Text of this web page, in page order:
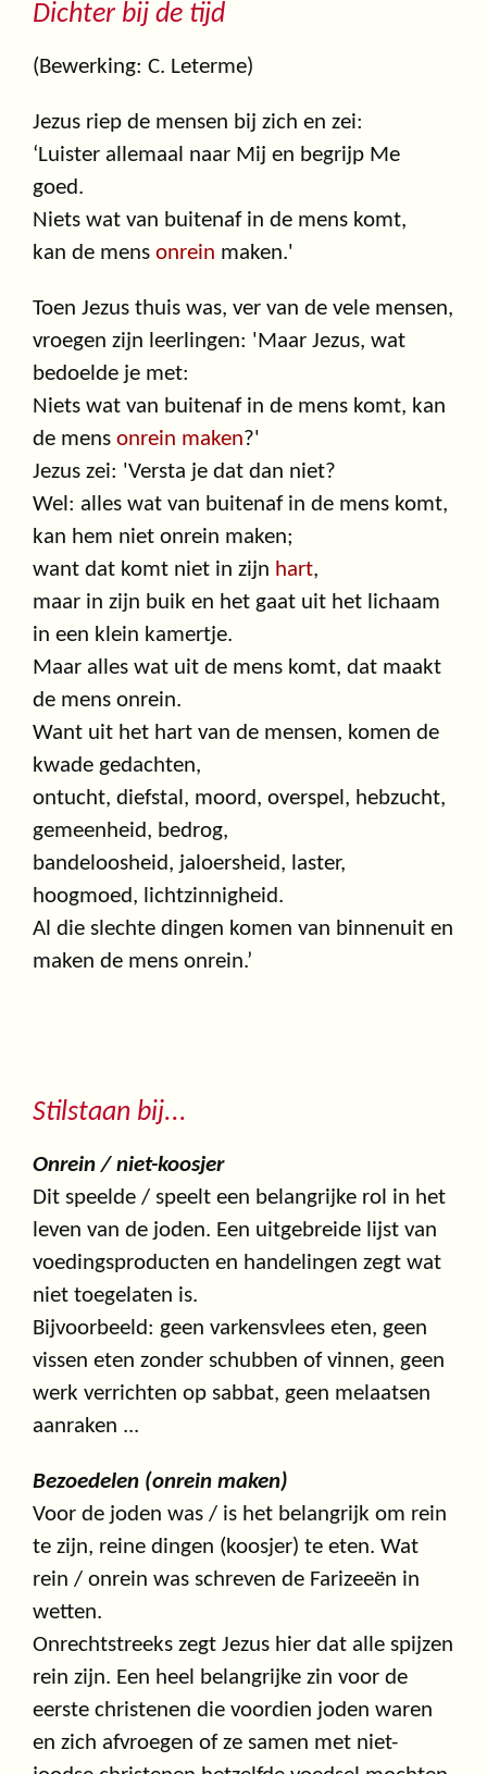
Dichter bij de tijd
(Bewerking: C. Leterme)
Jezus riep de mensen bij zich en zei:
‘Luister allemaal naar Mij en begrijp Me
goed.
Niets wat van buitenaf in de mens komt,
kan de mens onrein maken.'
Toen Jezus thuis was, ver van de vele mensen,
vroegen zijn leerlingen: 'Maar Jezus, wat
bedoelde je met:
Niets wat van buitenaf in de mens komt, kan
de mens onrein maken?'
Jezus zei: 'Versta je dat dan niet?
Wel: alles wat van buitenaf in de mens komt,
kan hem niet onrein maken;
want dat komt niet in zijn hart,
maar in zijn buik en het gaat uit het lichaam
in een klein kamertje.
Maar alles wat uit de mens komt, dat maakt
de mens onrein.
Want uit het hart van de mensen, komen de
kwade gedachten,
ontucht, diefstal, moord, overspel, hebzucht,
gemeenheid, bedrog,
bandeloosheid, jaloersheid, laster,
hoogmoed, lichtzinnigheid.
Al die slechte dingen komen van binnenuit en
maken de mens onrein.’
Stilstaan bij...
Onrein / niet-koosjer
Dit speelde / speelt een belangrijke rol in het
leven van de joden. Een uitgebreide lijst van
voedingsproducten en handelingen zegt wat
niet toegelaten is.
Bijvoorbeeld: geen varkensvlees eten, geen
vissen eten zonder schubben of vinnen, geen
werk verrichten op sabbat, geen melaatsen
aanraken ...
Bezoedelen (onrein maken)
Voor de joden was / is het belangrijk om rein
te zijn, reine dingen (koosjer) te eten. Wat
rein / onrein was schreven de Farizeeën in
wetten.
Onrechtstreeks zegt Jezus hier dat alle spijzen
rein zijn. Een heel belangrijke zin voor de
eerste christenen die voordien joden waren
en zich afvroegen of ze samen met niet-